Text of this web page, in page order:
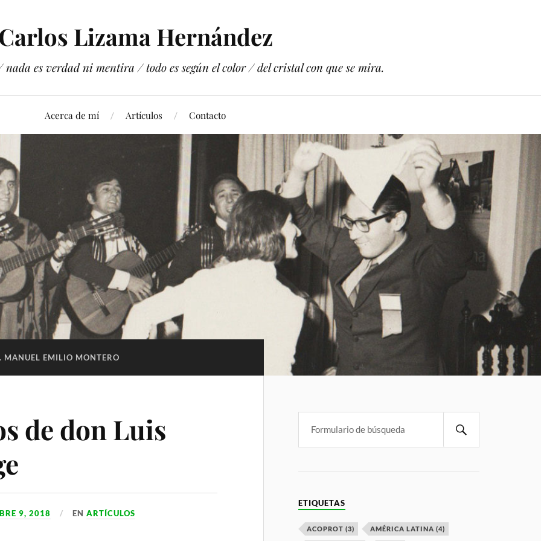
Lizama Hernández
es verdad ni mentira / todo es según el color / del cristal con que se mira.
Acerca de mí Artículos Contacto
MANUEL EMILIO MONTERO
de don Luis
9, 2018 ENARTÍCULOS
ETIQUETAS
ACOPROT (3) AMÉRICA LATINA (4)